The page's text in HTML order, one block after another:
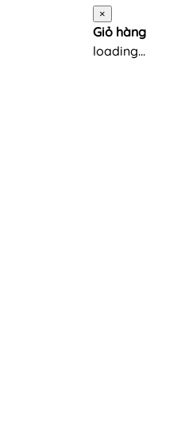
×
Giỏ hàng
loading...